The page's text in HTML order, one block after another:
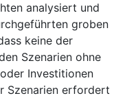
analysiert und
groben
keine der
Szenarien ohne
Investitionen
Szenarien erfordert